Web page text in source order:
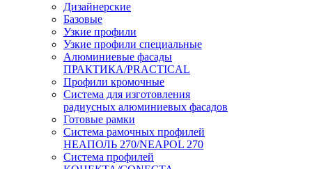
Дизайнерские
Базовые
Узкие профили
Узкие профили специальные
Алюминиевые фасады
ПРАКТИКА/PRACTICAL
Профили кромочные
Система для изготовления
радиусных алюминиевых фасадов
Готовые рамки
Система рамочных профилей
НЕАПОЛЬ 270/NEAPOL 270
Система профилей